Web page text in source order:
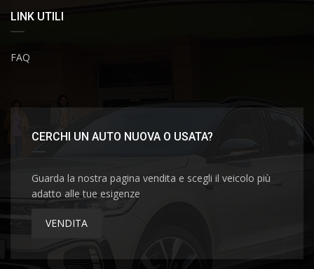
LINK UTILI
FAQ
CERCHI UN AUTO NUOVA O USATA?
Guarda la nostra pagina vendita e scegli il veicolo più
adatto alle tue esigenze
VENDITA